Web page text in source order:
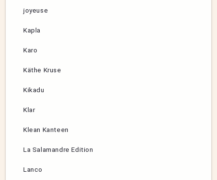
joyeuse
Kapla
Karo
Käthe Kruse
Kikadu
Klar
Klean Kanteen
La Salamandre Edition
Lanco